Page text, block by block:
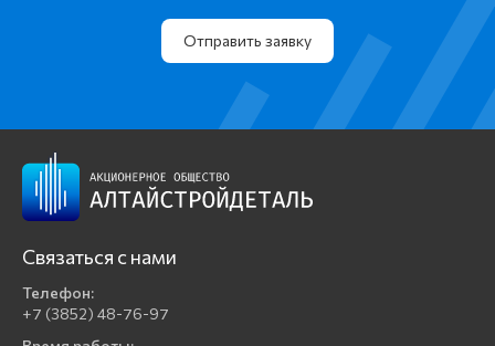
Отправить заявку
Связаться с нами
Телефон:
+7 (3852) 48-76-97